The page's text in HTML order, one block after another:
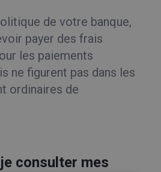
de votre banque,
payer des frais
les paiements
ne figurent pas dans les
ordinaires de
consulter mes